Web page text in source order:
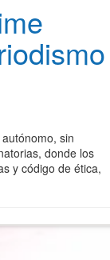
sin
donde los
y código de ética,